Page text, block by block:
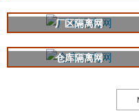
厂区隔离网
仓库隔离网